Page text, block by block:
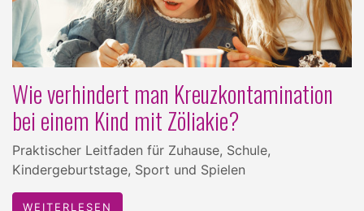
Wie verhindert man Kreuzkontamination
bei einem Kind mit Zöliakie?
Praktischer Leitfaden für Zuhause, Schule,
Kindergeburtstage, Sport und Spielen
WEITERLESEN